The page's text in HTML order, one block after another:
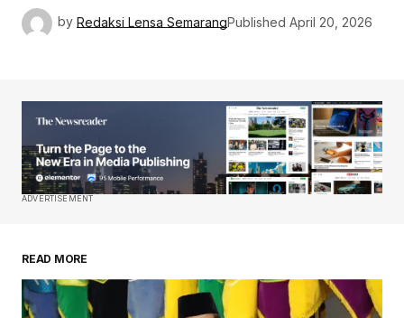
by Redaksi Lensa SemarangPublished April 20, 2026
ADVERTISEMENT
READ MORE